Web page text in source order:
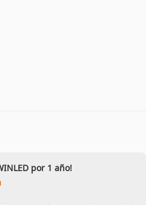
por 1 año!